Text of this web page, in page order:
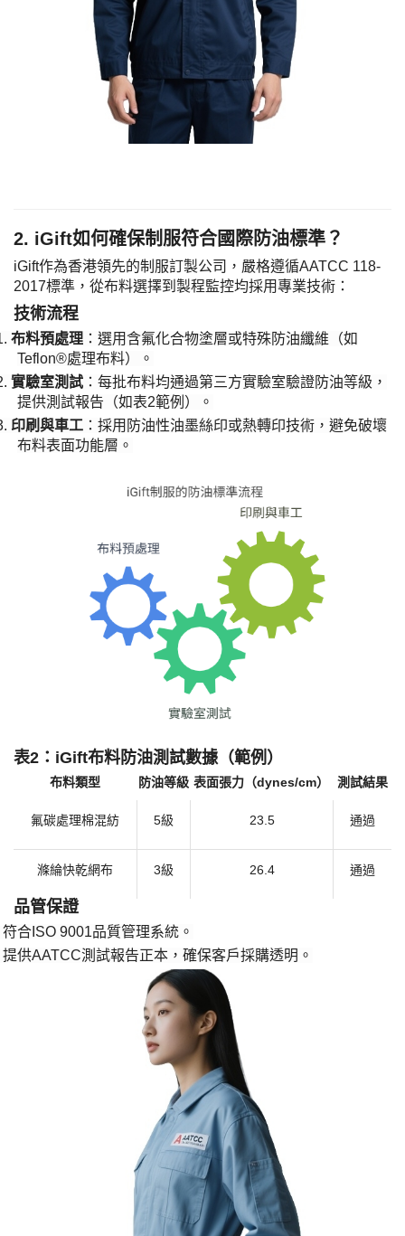
​2. iGift如何確保制服符合國際防油標準？​
iGift作為香港領先的制服訂製公司，嚴格遵循AATCC 118-
2017標準，從布料選擇到製程監控均採用專業技術：
​技術流程​
​布料預處理​ ​：選用含氟化合物塗層或特殊防油纖維（如
Teflon®處理布料）。
​實驗室測試​ ​：每批布料均通過第三方實驗室驗證防油等級，
提供測試報告（如表2範例）。
​印刷與車工​ ​：採用防油性油墨絲印或熱轉印技術，避免破壞
布料表面功能層。
表2：iGift布料防油測試數據（範例）​
布料類型 防油等級 表面張力（dynes/cm） 測試結果
氟碳處理棉混紡 5級 23.5 通過
滌綸快乾網布 3級 26.4 通過
​品管保證​
符合 ISO 9001品質管理系統。
提供AATCC測試報告正本，確保客戶採購透明。